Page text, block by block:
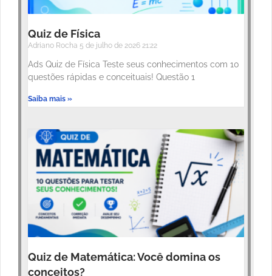
Quiz de Física
Adriano Rocha 5 de julho de 2026 21:22
Ads Quiz de Física Teste seus conhecimentos com 10
questões rápidas e conceituais! Questão 1
Saiba mais »
Quiz de Matemática: Você domina os
conceitos?